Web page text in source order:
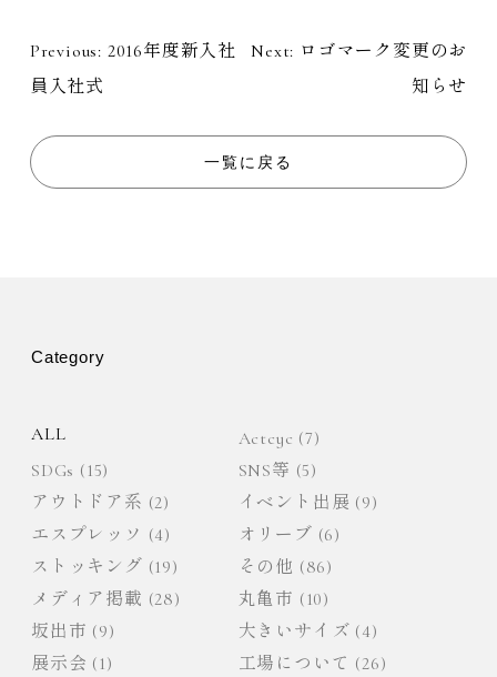
投
ナ
ョ
ン
Previous: 2016年度新入社
員入社式
Next: ロゴマーク変更のお
知らせ
一覧に戻る
Category
ALL Actcyc (7)
SDGs (15) SNS等 (5)
アウトドア系 (2) イベント出展 (9)
エスプレッソ (4) オリーブ (6)
ストッキング (19) その他 (86)
メディア掲載 (28) 丸亀市 (10)
坂出市 (9) 大きいサイズ (4)
展示会 (1) 工場について (26)